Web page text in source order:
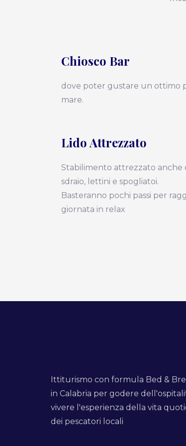
Chiosco Bar
dove poter gustare un ottimo
mare.
Lido Attrezzato
Stabilimento attrezzato anche
sdraio, lettini e spogliatoi.
Basteranno pochi passi per
giornata in relax
Ittiturismo con formula Bed &
in Calabria per godere
vivere l'esperienza della vita
dei pescatori locali